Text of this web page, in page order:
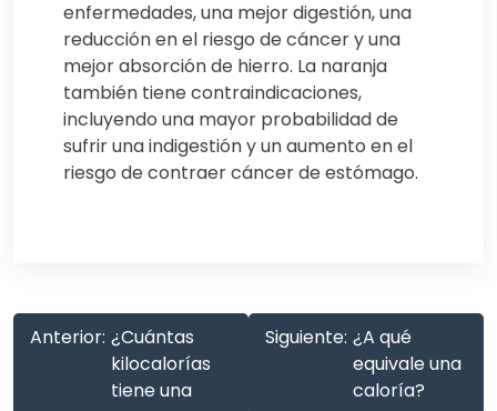
enfermedades, una mejor digestión, una
reducción en el riesgo de cáncer y una
mejor absorción de hierro. La naranja
también tiene contraindicaciones,
incluyendo una mayor probabilidad de
sufrir una indigestión y un aumento en el
riesgo de contraer cáncer de estómago.
Anterior: ¿Cuántas
kilocalorías
tiene una
Siguiente: ¿A qué
equivale una
caloría?